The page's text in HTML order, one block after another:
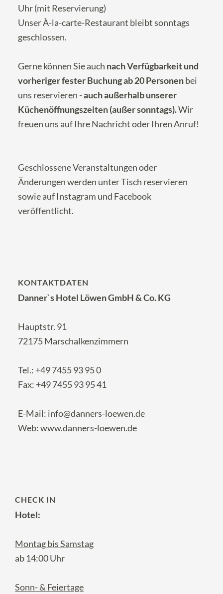
Uhr (mit Reservierung)
Unser À-la-carte-Restaurant bleibt sonntags
geschlossen.
Gerne können Sie auch nach Verfügbarkeit und
vorheriger fester Buchung ab 20 Personenbei
uns reservieren -auch außerhalb unserer
Küchenöffnungszeiten (außer sonntags).Wir
freuen uns auf IhreNachrichtoder Ihren Anruf!
Geschlossene Veranstaltungen oder
Änderungen werden unterTisch reservieren
sowie auf Instagram und Facebook
veröffentlicht.
KONTAKTDATEN
Danner`s Hotel Löwen GmbH & Co. KG
Hauptstr. 91
72175 Marschalkenzimmern
Tel.: +49 7455 93 95 0
Fax: +49 7455 93 95 41
E-Mail: info@danners-loewen.de
Web:www.danners-loewen.de
CHECK IN
Hotel:
Montag bis Samstag
ab 14:00 Uhr
Sonn- & Feiertage